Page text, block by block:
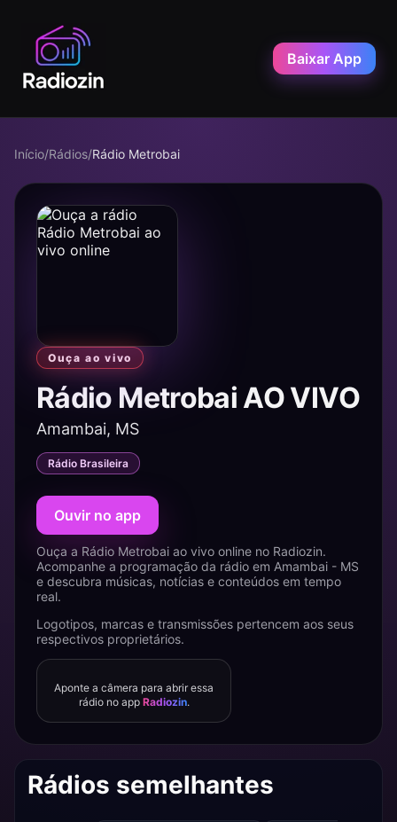
Baixar App
Início/Rádios/Rádio Metrobai
Ouça ao vivo
Rádio Metrobai AO VIVO
Amambai, MS
Rádio Brasileira
Ouvir no app
Ouça a Rádio Metrobai ao vivo online no Radiozin.
Acompanhe a programação da rádio em Amambai - MS
e descubra músicas, notícias e conteúdos em tempo
real.
Logotipos, marcas e transmissões pertencem aos seus
respectivos proprietários.
Aponte a câmera para abrir essa
rádio no app Radiozin.
Rádios semelhantes